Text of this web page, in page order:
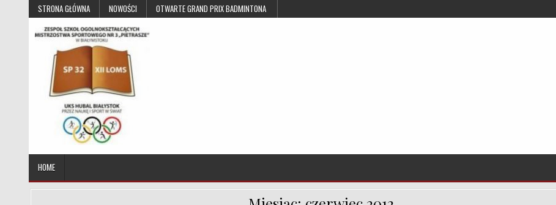
Skip to contentSTRONA GŁÓWNA NOWOŚCI OTWARTE GRAND PRIX BADMINTONA
UKS Hubal Białystok
HOME